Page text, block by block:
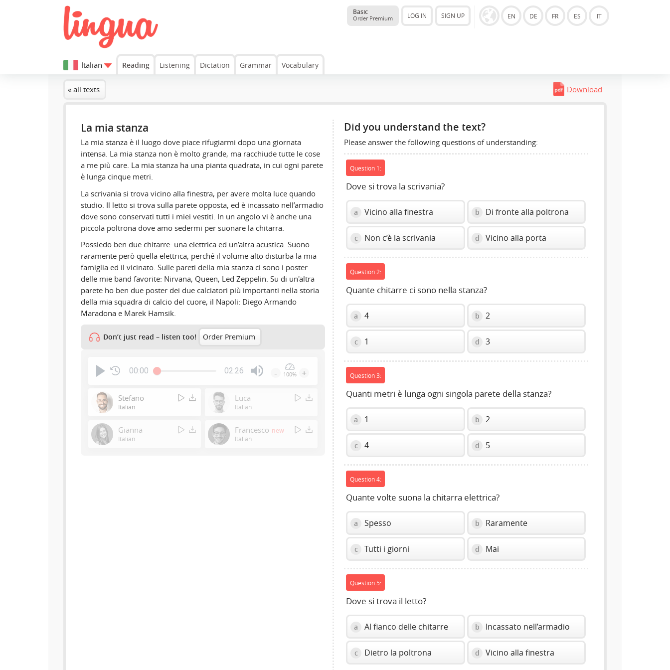
Basic
Order Premium LOG IN SIGN UP EN DE FR ES IT
Italian Reading Listening Dictation Grammar Vocabulary
« all texts Download
La mia stanza
La mia stanza è il luogo dove piace rifugiarmi dopo una giornata
intensa. La mia stanza non è molto grande, ma racchiude tutte le cose
a me più care. La mia stanza ha una pianta quadrata, in cui ogni parete
è lunga cinque metri.
La scrivania si trova vicino alla finestra, per avere molta luce quando
studio. Il letto si trova sulla parete opposta, ed è incassato nell’armadio
dove sono conservati tutti i miei vestiti. In un angolo vi è anche una
piccola poltrona dove amo sedermi per suonare la chitarra.
Possiedo ben due chitarre: una elettrica ed un’altra acustica. Suono
raramente però quella elettrica, perché il volume alto disturba la mia
famiglia ed il vicinato. Sulle pareti della mia stanza ci sono i poster
delle mie band favorite: Nirvana, Queen, Led Zeppelin. Su di un'altra
parete ho ben due poster dei due calciatori più importanti nella storia
della mia squadra di calcio del cuore, il Napoli: Diego Armando
Maradona e Marek Hamsik.
Don’t just read – listen too! Order Premium
00:00 02:26
or
to
show
- 100% +
Stefano
Italian
Luca
Italian
Gianna
Italian
Francesco new
Italian
Did you understand the text?
Please answer the following questions of understanding:
Question 1:
Dove si trova la scrivania?
a Vicino alla finestra b Di fronte alla poltrona
c Non c’è la scrivania d Vicino alla porta
Question 2:
Quante chitarre ci sono nella stanza?
a 4 b 2
c 1 d 3
Question 3:
Quanti metri è lunga ogni singola parete della stanza?
a 1 b 2
c 4 d 5
Question 4:
Quante volte suona la chitarra elettrica?
a Spesso b Raramente
c Tutti i giorni d Mai
Question 5:
Dove si trova il letto?
a Al fianco delle chitarre b Incassato nell’armadio
c Dietro la poltrona d Vicino alla finestra